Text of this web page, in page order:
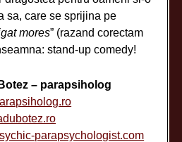
sa, care se sprijina pe
mores” (razand corectam
stand-up comedy!
– parapsiholog
parapsychologist.com